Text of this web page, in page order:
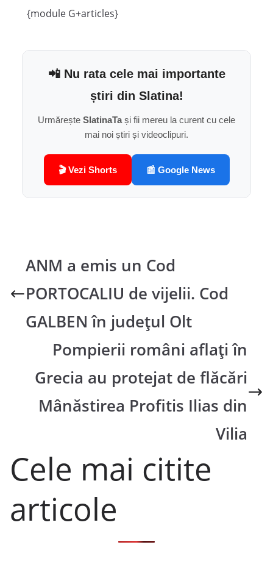
{module G+articles}
📲 Nu rata cele mai importante
știri din Slatina!
Urmărește SlatinaTași fii mereu la curent cu cele
mai noi știri și videoclipuri.
🎬 Vezi Shorts 📰 Google News
ANM a emis un Cod
PORTOCALIU de vijelii. Cod
GALBEN în județul Olt
Pompierii români aflaţi în
Grecia au protejat de flăcări
Mânăstirea Profitis Ilias din
Vilia
Cele mai citite
articole